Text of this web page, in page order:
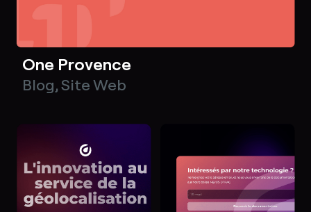
One Provence
Blog,Site Web